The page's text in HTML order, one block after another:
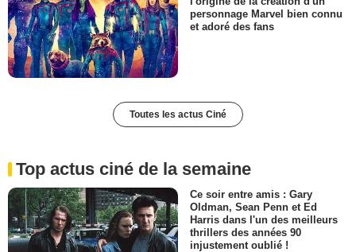
personnage Marvel bien connu
et adoré des fans
Toutes les actus Ciné
Top actus ciné de la semaine
Ce soir entre amis : Gary
Oldman, Sean Penn et Ed
Harris dans l'un des meilleurs
thrillers des années 90
injustement oublié !